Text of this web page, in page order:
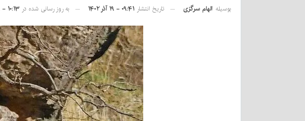
بوسیله الهام سرگزی تاریخ انتشار ۰۹:۴۱ - ۱۹ آذر ۱۴۰۲ به روز رسانی شده در ۱۰:۱۳ - ۱۹ آذر ۱۴۰۲